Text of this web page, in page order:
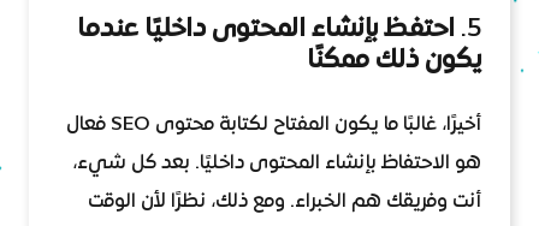
5. احتفظ بإنشاء المحتوى داخليًا عندما
يكون ذلك ممكنًا
أخيرًا، غالبًا ما يكون المفتاح لكتابة محتوى SEO فعال
هو الاحتفاظ بإنشاء المحتوى داخليًا. بعد كل شيء،
أنت وفريقك هم الخبراء. ومع ذلك، نظرًا لأن الوقت